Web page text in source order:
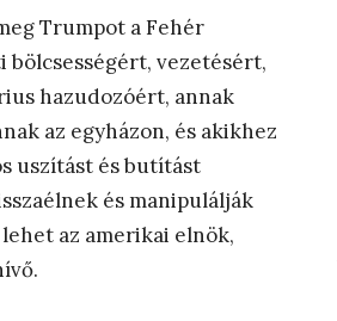
Trumpot a Fehér
bölcsességért, vezetésért,
hazudozóért, annak
az egyházon, és akikhez
uszítást és butítást
és manipulálják
az amerikai elnök,